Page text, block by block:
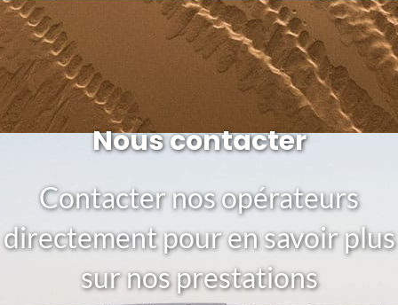
Nous contacter
Contacter nos opérateurs
directement pour en savoir plus
sur nos prestations